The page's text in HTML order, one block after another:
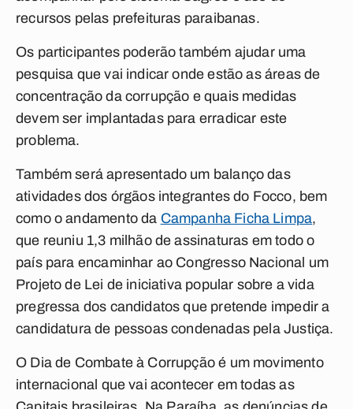
recursos pelas prefeituras paraibanas.
Os participantes poderão também ajudar uma
pesquisa que vai indicar onde estão as áreas de
concentração da corrupção e quais medidas
devem ser implantadas para erradicar este
problema.
Também será apresentado um balanço das
atividades dos órgãos integrantes do Focco, bem
como o andamento da Campanha Ficha Limpa,
que reuniu 1,3 milhão de assinaturas em todo o
país para encaminhar ao Congresso Nacional um
Projeto de Lei de iniciativa popular sobre a vida
pregressa dos candidatos que pretende impedir a
candidatura de pessoas condenadas pela Justiça.
O Dia de Combate à Corrupção é um movimento
internacional que vai acontecer em todas as